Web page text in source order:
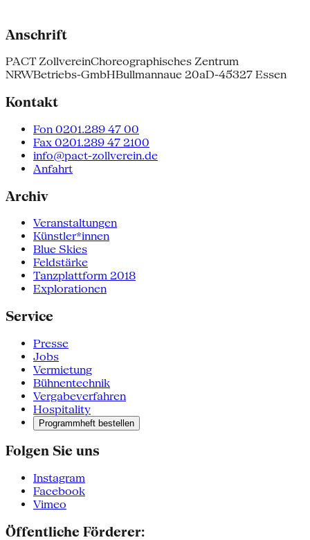
Anschrift
PACT ZollvereinChoreographisches Zentrum
NRWBetriebs-GmbHBullmannaue 20aD-45327 Essen
Kontakt
Fon 0201.289 47 00
Fax 0201.289 47 2100
info@pact-zollverein.de
Anfahrt
Archiv
Veranstaltungen
Künstler*innen
Blue Skies
Feldstärke
Tanzplattform 2018
Explorationen
Service
Presse
Jobs
Vermietung
Bühnentechnik
Vergabeverfahren
Hospitality
Programmheft bestellen
Folgen Sie uns
Instagram
Facebook
Vimeo
Öffentliche Förderer: